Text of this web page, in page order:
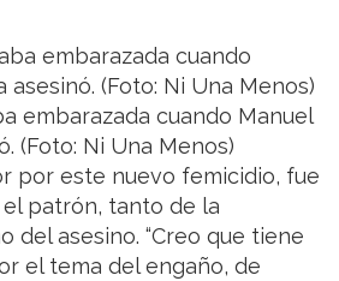
embarazada cuando Manuel
(Foto: Ni Una Menos)
por este nuevo femicidio, fue
patrón, tanto de la
del asesino. “Creo que tiene
el tema del engaño, de